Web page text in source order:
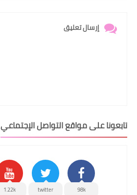
إرسال تعليق
تابعونا على مواقع التواصل الإجتماعي
98k
twitter
1.22k